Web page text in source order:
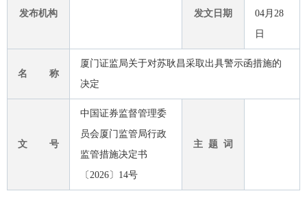
发布机构 发文日期
04月28
日
名 称
厦门证监局关于对苏耿昌采取出具警示函措施的
决定
文 号
中国证券监督管理委
员会厦门监管局行政
监管措施决定书
〔2026〕14号
主 题 词